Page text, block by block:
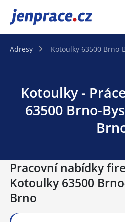
JenPráce.cz
Adresy Kotoulky 63500 Brno-
Kotoulky -
63500 Brno-
Pracovní nabídky
Kotoulky 63500
Brno